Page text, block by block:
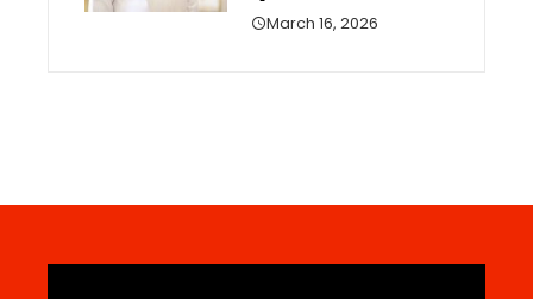
March 16, 2026